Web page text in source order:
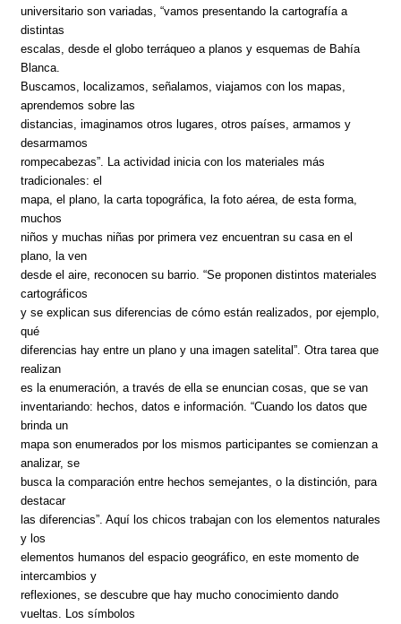
universitario son variadas, “vamos presentando la cartografía a
distintas
escalas, desde el globo terráqueo a planos y esquemas de Bahía
Blanca.
Buscamos, localizamos, señalamos, viajamos con los mapas,
aprendemos sobre las
distancias, imaginamos otros lugares, otros países, armamos y
desarmamos
rompecabezas”. La actividad inicia con los materiales más
tradicionales: el
mapa, el plano, la carta topográfica, la foto aérea, de esta forma,
muchos
niños y muchas niñas por primera vez encuentran su casa en el
plano, la ven
desde el aire, reconocen su barrio. “Se proponen distintos materiales
cartográficos
y se explican sus diferencias de cómo están realizados, por ejemplo,
qué
diferencias hay entre un plano y una imagen satelital”. Otra tarea que
realizan
es la enumeración, a través de ella se enuncian cosas, que se van
inventariando: hechos, datos e información. “Cuando los datos que
brinda un
mapa son enumerados por los mismos participantes se comienzan a
analizar, se
busca la comparación entre hechos semejantes, o la distinción, para
destacar
las diferencias”. Aquí los chicos trabajan con los elementos naturales
y los
elementos humanos del espacio geográfico, en este momento de
intercambios y
reflexiones, se descubre que hay mucho conocimiento dando
vueltas. Los símbolos